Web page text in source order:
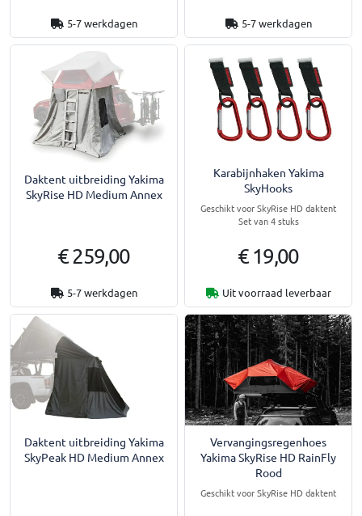
5-7 werkdagen 5-7 werkdagen
Daktent uitbreiding Yakima
SkyRise HD Medium Annex
€ 259,00
5-7 werkdagen
Karabijnhaken Yakima
SkyHooks
Geschikt voor SkyRise HD daktent
Set van 4 stuks
€ 19,00
Uit voorraad leverbaar
Daktent uitbreiding Yakima
SkyPeak HD Medium Annex
Vervangingsregenhoes
Yakima SkyRise HD RainFly
Rood
Geschikt voor SkyRise HD daktent